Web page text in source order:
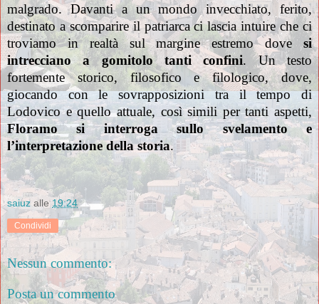
malgrado. Davanti a un mondo invecchiato, ferito,
destinato a scomparire il patriarca ci lascia intuire che ci
troviamo in realtà sul margine estremo dovesi
intrecciano a gomitolo tanti confini.Un testo
fortemente storico, filosofico e filologico, dove,
giocando con le sovrapposizioni tra il tempo di
Lodovico e quello attuale, così simili per tanti aspetti,
Floramo si interroga sullo svelamento e
l’interpretazione della storia.
saiuz alle19:24
Condividi
Nessun commento:
Posta un commento